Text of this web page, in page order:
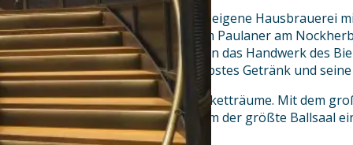
Das Herz des Hauses bildet eine eigene Hausbrauerei
Sudkesseln. Die Gäste können im Paulaner am
Saisonbiere verköstigen, sondern das Handwerk des
und viel über des Münchners liebstes Getränk und
Das Haus verfügt über fünf Banketträume. Mit dem
Paulaner am Nockherberg zudem der größte Ballsaal
Brauereigaststätte.